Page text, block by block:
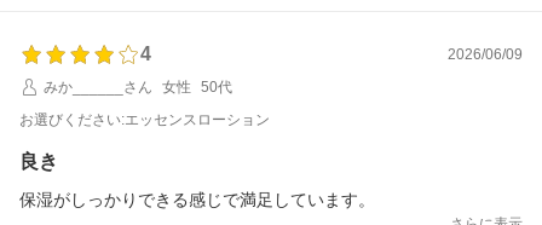
4
2026/06/09
みか______さん
女性
50代
お選びください:エッセンスローション
良き
保湿がしっかりできる感じで満足しています。